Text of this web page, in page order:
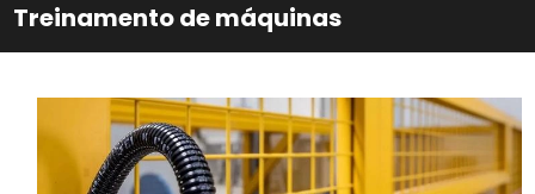
Treinamento de máquinas